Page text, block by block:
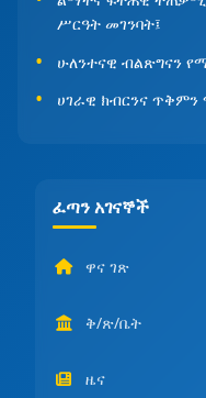
ሥርዓት መገንባት፤
ሁለንተናዊ ብልጽግናን
ሀገራዊ ክብርንና ጥቅምን
ፈጣን አገናኞች
ዋና ገጽ
ቅ/ጽ/ቤት
ዜና